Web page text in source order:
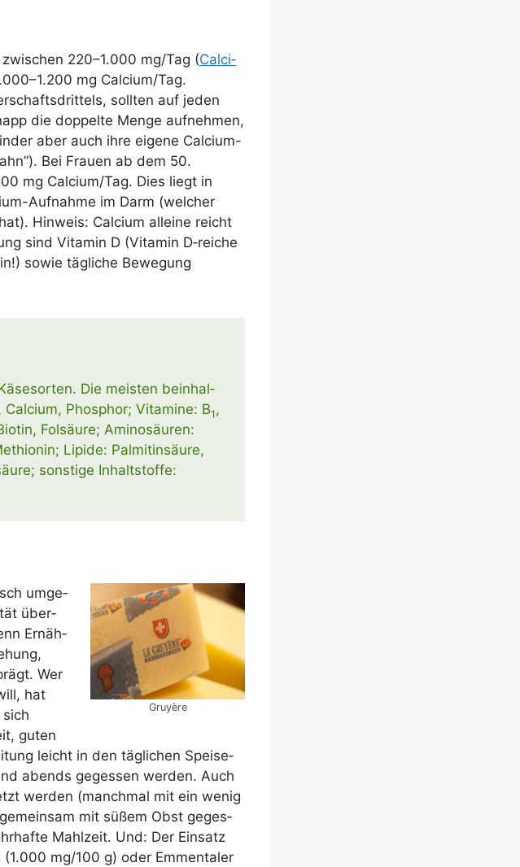
220–1.000 mg/​Tag (Cal­ci­
mg Calcium/​Tag.
soll­ten auf jeden
die dop­pel­te Men­ge auf­neh­men,
aber auch ihre eige­ne Cal­ci­um-
Bei Frau­en ab dem 50.
mg Calcium/​Tag. Dies liegt in
Auf­nah­me im Darm (wel­cher
Hin­weis: Cal­ci­um allei­ne reicht
sind Vit­amin D (Vit­amin D‑reiche
sowie täg­li­che Bewe­gung
Die meis­ten beinhal­
Phos­phor; Vit­ami­ne: B1,
Fol­säu­re; Ami­no­säu­ren:
Lipi­de: Pal­mi­tin­säu­re,
sons­ti­ge Inhalt­stof­fe:
Gruyè­re
umge­
über­
Ernäh­
Wer
hat
guten
leicht in den täg­li­chen Spei­se­
abends geges­sen wer­den. Auch
wer­den (manch­mal mit ein wenig
mit süßem Obst geges­
Mahl­zeit. Und: Der Ein­satz
mg/​100 g) oder Emmen­ta­ler